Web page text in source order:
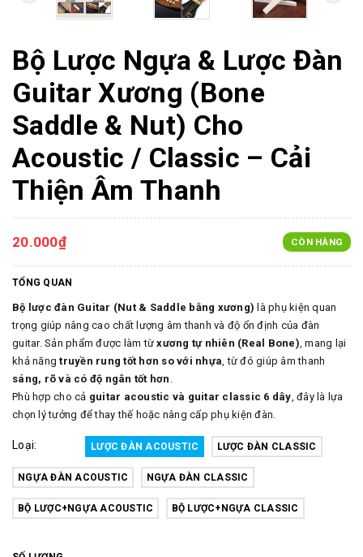
Bộ Lược Ngựa & Lược Đàn
Guitar Xương (Bone
Saddle & Nut) Cho
Acoustic / Classic – Cải
Thiện Âm Thanh
20.000₫ CÒN HÀNG
TỔNG QUAN
Bộ lược đàn Guitar (Nut & Saddle bằng xương) là phụ kiện quan
trọng giúp nâng cao chất lượng âm thanh và độ ổn định của đàn
guitar. Sản phẩm được làm từxương tự nhiên (Real Bone), mang lại
khả năngtruyền rung tốt hơn so với nhựa, từ đó giúp âm thanh
sáng, rõ và có độ ngân tốt hơn .
Phù hợp cho cả guitar acoustic và guitar classic 6 dây, đây là lựa
chọn lý tưởng để thay thế hoặc nâng cấp phụ kiện đàn.
Loại: LƯỢC ĐÀN ACOUSTIC LƯỢC ĐÀN CLASSIC
NGỰA ĐÀN ACOUSTIC NGỰA ĐÀN CLASSIC
BỘ LƯỢC+NGỰA ACOUSTIC BỘ LƯỢC+NGỰA CLASSIC